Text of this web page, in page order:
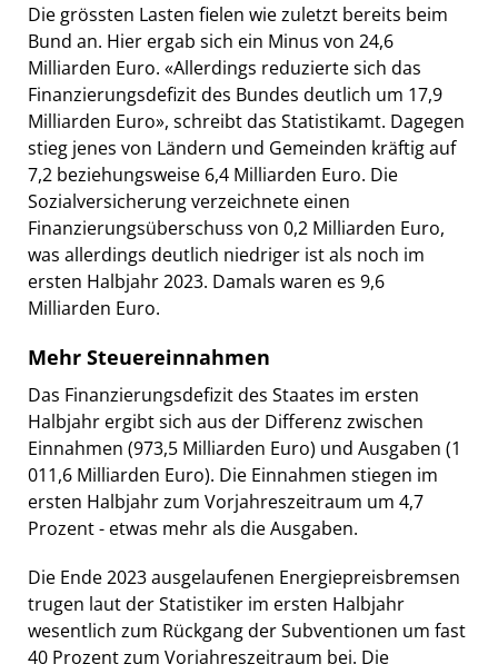
Die grössten Lasten fielen wie zuletzt bereits beim
Bund an. Hier ergab sich ein Minus von 24,6
Milliarden Euro. «Allerdings reduzierte sich das
Finanzierungsdefizit des Bundes deutlich um 17,9
Milliarden Euro», schreibt das Statistikamt. Dagegen
stieg jenes von Ländern und Gemeinden kräftig auf
7,2 beziehungsweise 6,4 Milliarden Euro. Die
Sozialversicherung verzeichnete einen
Finanzierungsüberschuss von 0,2 Milliarden Euro,
was allerdings deutlich niedriger ist als noch im
ersten Halbjahr 2023. Damals waren es 9,6
Milliarden Euro.
Mehr Steuereinnahmen
Das Finanzierungsdefizit des Staates im ersten
Halbjahr ergibt sich aus der Differenz zwischen
Einnahmen (973,5 Milliarden Euro) und Ausgaben (1
011,6 Milliarden Euro). Die Einnahmen stiegen im
ersten Halbjahr zum Vorjahreszeitraum um 4,7
Prozent - etwas mehr als die Ausgaben.
Die Ende 2023 ausgelaufenen Energiepreisbremsen
trugen laut der Statistiker im ersten Halbjahr
wesentlich zum Rückgang der Subventionen um fast
40 Prozent zum Vorjahreszeitraum bei. Die